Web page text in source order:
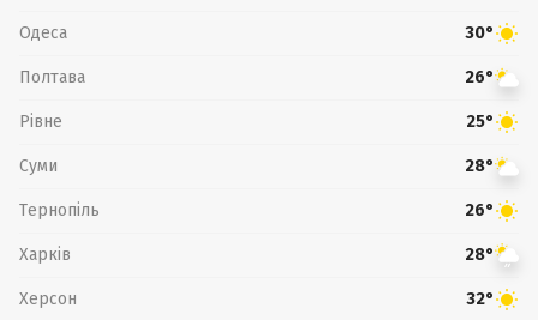
Одеса 30°
Полтава 26°
Рівне 25°
Суми 28°
Тернопіль 26°
Харків 28°
Херсон 32°